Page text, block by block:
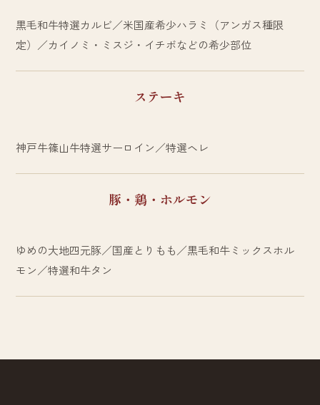
黒毛和牛特選カルビ／米国産希少ハラミ（アンガス種限
定）／カイノミ・ミスジ・イチボなどの希少部位
ステーキ
神戸牛篠山牛特選サーロイン／特選ヘレ
豚・鶏・ホルモン
ゆめの大地四元豚／国産とりもも／黒毛和牛ミックスホル
モン／特選和牛タン